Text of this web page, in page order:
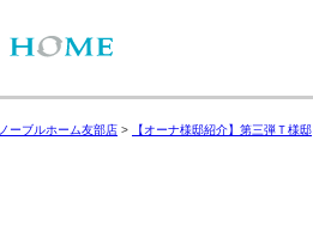
ノーブルホーム友部店 > 【オーナ様邸紹介】第三弾Ｔ様邸